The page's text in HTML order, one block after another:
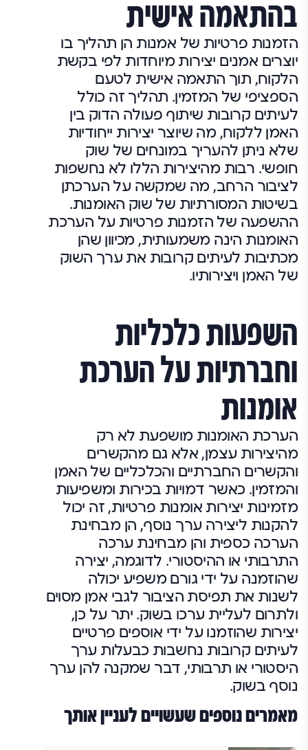
בהתאמה אישית
הזמנות פרטיות של אמנות הן תהליך בו
יוצרים אמנים יצירות מיוחדות לפי בקשת
הלקוח, תוך התאמה אישית לטעם
הספציפי של המזמין. תהליך זה כולל
לעיתים קרובות שיתוף פעולה הדוק בין
האמן ללקוח, מה שיוצר יצירות ייחודיות
שלא ניתן להעריך במונחים של שוק
חופשי. רבות מהיצירות הללו לא נחשפות
לציבור הרחב, מה שמקשה על הערכתן
בשיטות המסורתיות של שוק האומנות.
ההשפעה של הזמנות פרטיות על הערכת
האומנות הינה משמעותית, מכיוון שהן
מכתיבות לעיתים קרובות את ערך השוק
של האמן ויצירותיו.
השפעות כלכליות
וחברתיות על הערכת
אומנות
הערכת האומנות מושפעת לא רק
מהיצירות עצמן, אלא גם מהקשרים
והקשרים החברתיים והכלכליים של האמן
והמזמין. כאשר דמויות בכירות ומשפיעות
מזמינות יצירות אומנות פרטיות, זה יכול
להקנות ליצירה ערך נוסף, הן מבחינת
הערכה כספית והן מבחינת ערכה
התרבותי או ההיסטורי. לדוגמה, יצירה
שהוזמנה על ידי גורם משפיע יכולה
לשנות את תפיסת הציבור לגבי אמן מסוים
ולתרום לעליית ערכו בשוק. יתר על כן,
יצירות שהוזמנו על ידי אוספים פרטיים
לעיתים קרובות נחשבות כבעלות ערך
היסטורי או תרבותי, דבר שמקנה להן ערך
נוסף בשוק.
מאמרים נוספים שעשויים לעניין אותך